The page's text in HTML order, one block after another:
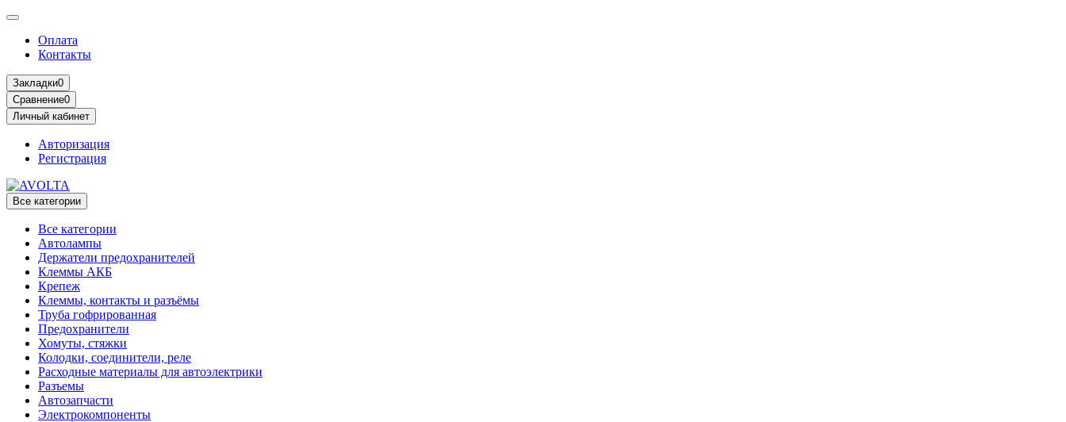
Оплата
Контакты
Закладки0
Сравнение0
Личный кабинет
Авторизация
Регистрация
Все категории
Все категории
Автолампы
Держатели предохранителей
Клеммы АКБ
Крепеж
Клеммы, контакты и разъёмы
Труба гофрированная
Предохранители
Хомуты, стяжки
Колодки, соединители, реле
Расходные материалы для автоэлектрики
Разъемы
Автозапчасти
Электрокомпоненты